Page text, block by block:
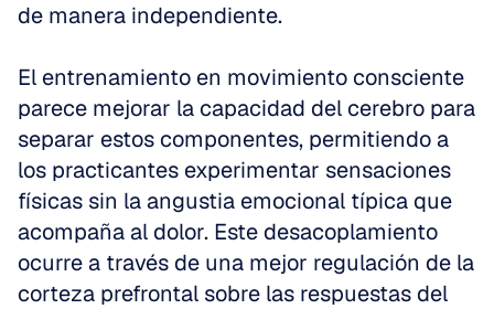
de manera independiente.
El entrenamiento en movimiento consciente
parece mejorar la capacidad del cerebro para
separar estos componentes, permitiendo a
los practicantes experimentar sensaciones
físicas sin la angustia emocional típica que
acompaña al dolor. Este desacoplamiento
ocurre a través de una mejor regulación de la
corteza prefrontal sobre las respuestas del